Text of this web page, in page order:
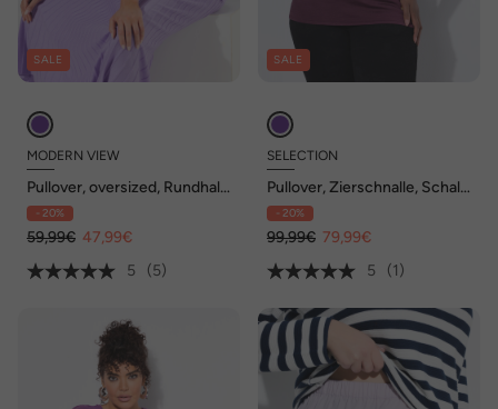
SALE
MODERN VIEW
Pullover, oversized, Rundhals,
3/4-Rippstrickärmel,
Wollanteil
- 20%
59,99€ 47,99€
5
(5)
SALE
SELECTION
Pullover, Zierschnalle, Schal,
Rundhals, Langarm
- 20%
99,99€ 79,99€
5
(1)